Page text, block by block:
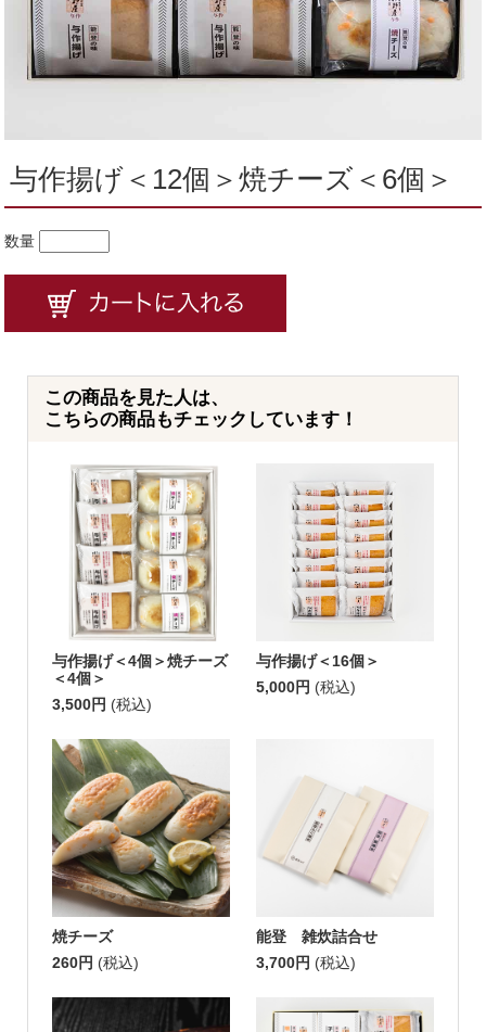
与作揚げ＜12個＞焼チーズ＜6個＞
数量
この商品を見た人は、
こちらの商品もチェックしています！
与作揚げ＜4個＞焼チーズ
＜4個＞
3,500円 (税込)
与作揚げ＜16個＞
5,000円 (税込)
焼チーズ
260円 (税込)
能登 雑炊詰合せ
3,700円 (税込)